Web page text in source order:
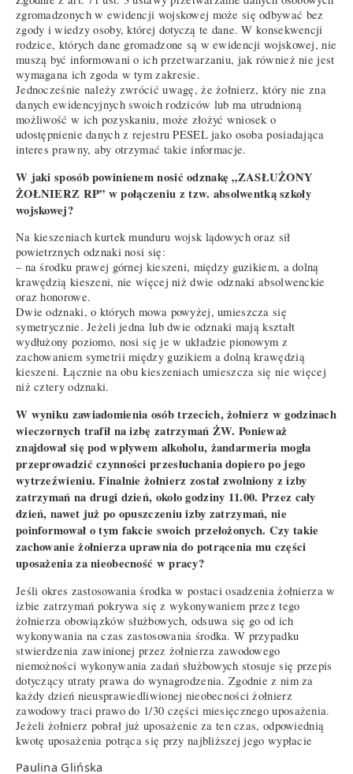
zgromadzonych w ewidencji wojskowej może się odbywać bez
zgody i wiedzy osoby, której dotyczą te dane. W konsekwencji
rodzice, których dane gromadzone są w ewidencji wojskowej, nie
muszą być informowani o ich przetwarzaniu, jak również nie jest
wymagana ich zgoda w tym zakresie.
Jednocześnie należy zwrócić uwagę, że żołnierz, który nie zna
danych ewidencyjnych swoich rodziców lub ma utrudnioną
możliwość w ich pozyskaniu, może złożyć wniosek o
udostępnienie danych z rejestru PESEL jako osoba posiadająca
interes prawny, aby otrzymać takie informacje.
W jaki sposób powinienem nosić odznakę „ZASŁUŻONY
ŻOŁNIERZ RP” w połączeniu z tzw. absolwentką szkoły
wojskowej?
Na kieszeniach kurtek munduru wojsk lądowych oraz sił
powietrznych odznaki nosi się:
– na środku prawej górnej kieszeni, między guzikiem, a dolną
krawędzią kieszeni, nie więcej niż dwie odznaki absolwenckie
oraz honorowe.
Dwie odznaki, o których mowa powyżej, umieszcza się
symetrycznie. Jeżeli jedna lub dwie odznaki mają kształt
wydłużony poziomo, nosi się je w układzie pionowym z
zachowaniem symetrii między guzikiem a dolną krawędzią
kieszeni. Łącznie na obu kieszeniach umieszcza się nie więcej
niż cztery odznaki.
W wyniku zawiadomienia osób trzecich, żołnierz w godzinach
wieczornych trafił na izbę zatrzymań ŻW. Ponieważ
znajdował się pod wpływem alkoholu, żandarmeria mogła
przeprowadzić czynności przesłuchania dopiero po jego
wytrzeźwieniu. Finalnie żołnierz został zwolniony z izby
zatrzymań na drugi dzień, około godziny 11.00. Przez cały
dzień, nawet już po opuszczeniu izby zatrzymań, nie
poinformował o tym fakcie swoich przełożonych. Czy takie
zachowanie żołnierza uprawnia do potrącenia mu części
uposażenia za nieobecność w pracy?
Jeśli okres zastosowania środka w postaci osadzenia żołnierza w
izbie zatrzymań pokrywa się z wykonywaniem przez tego
żołnierza obowiązków służbowych, odsuwa się go od ich
wykonywania na czas zastosowania środka. W przypadku
stwierdzenia zawinionej przez żołnierza zawodowego
niemożności wykonywania zadań służbowych stosuje się przepis
dotyczący utraty prawa do wynagrodzenia. Zgodnie z nim za
każdy dzień nieusprawiedliwionej nieobecności żołnierz
zawodowy traci prawo do 1/30 części miesięcznego uposażenia.
Jeżeli żołnierz pobrał już uposażenie za ten czas, odpowiednią
kwotę uposażenia potrąca się przy najbliższej jego wypłacie
Paulina Glińska